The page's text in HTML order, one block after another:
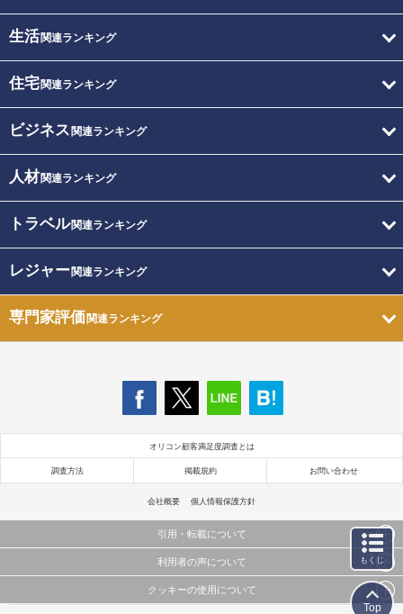
生活関連ランキング
住宅関連ランキング
ビジネス 関連ランキング
人材関連ランキング
トラベル関連ランキング
レジャー関連ランキング
専門家評価関連ランキング
オリコン顧客満足度調査とは
調査方法 掲載規約 お問い合わせ
会社概要 個人情報保護方針
引用・転載について
当サイトで公開されている情報（文字、写真、イラスト、画像データ等）及びこれらの配置・
これらの情報を権利者の許可なく無断転載・複製などの二次利用を行うことは固く禁じており
利用者の声について
当サイトに掲載している内容はすべてサービスの利用者が提出された見解・感想です。
クッキーの使用について
もくじ
Top